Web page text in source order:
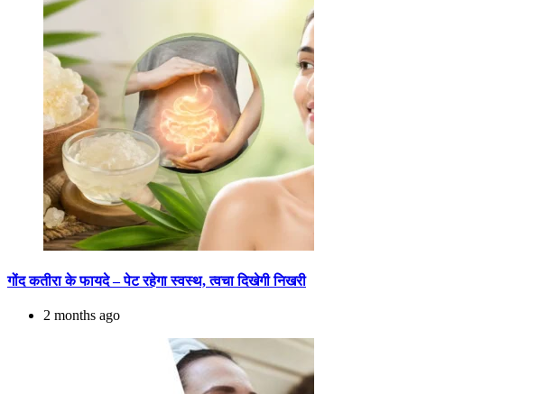
गोंद कतीरा के फायदे – पेट रहेगा स्वस्थ, त्वचा दिखेगी निखरी
2 months ago